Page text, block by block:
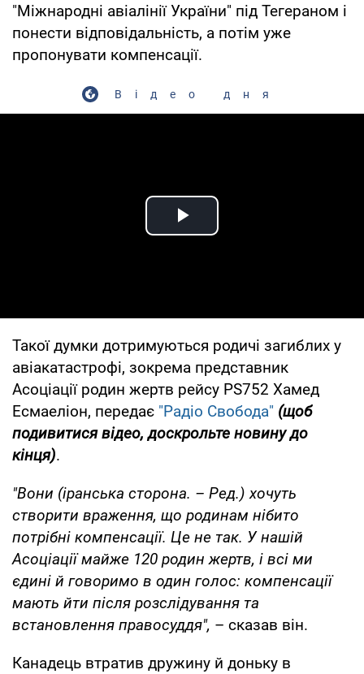
"Міжнародні авіалінії України" під Тегераном і
понести відповідальність, а потім уже
пропонувати компенсації.
Відео дня
Play Video
Такої думки дотримуються родичі загиблих у
авіакатастрофі, зокрема представник
Асоціації родин жертв рейсу PS752 Хамед
Есмаеліон, передає "Радіо Свобода" (щоб
подивитися відео, доскрольте новину до
кінця).
"Вони (іранська сторона. – Ред.) хочуть
створити враження, що родинам нібито
потрібні компенсації. Це не так. У нашій
Асоціації майже 120 родин жертв, і всі ми
єдині й говоримо в один голос: компенсації
мають йти після розслідування та
встановлення правосуддя", – сказав він.
Канадець втратив дружину й доньку в